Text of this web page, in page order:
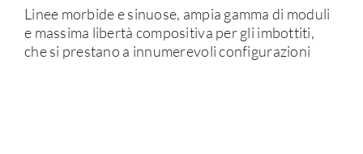
Linee morbide e sinuose, ampia gamma di moduli
e massima libertà compositiva per gli imbottiti,
che si prestano a innumerevoli configurazioni